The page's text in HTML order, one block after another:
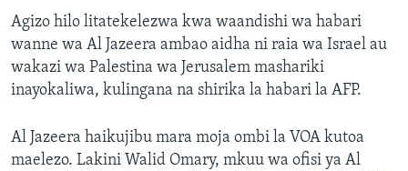
Agizo hilo litatekelezwa kwa waandishi wa habari
wanne wa Al Jazeera ambao aidha ni raia wa Israel au
wakazi wa Palestina wa Jerusalem mashariki
inayokaliwa, kulingana na shirika la habari la AFP.
Al Jazeera haikujibu mara moja ombi la VOA kutoa
maelezo. Lakini Walid Omary, mkuu wa ofisi ya Al